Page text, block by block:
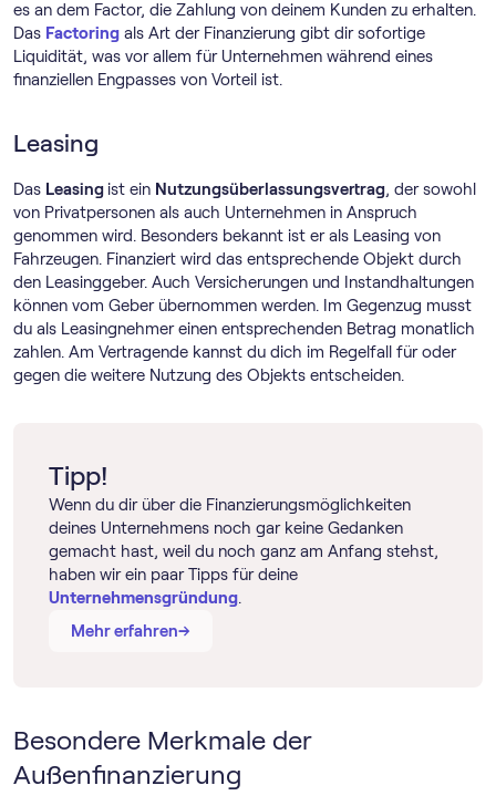
es an dem Factor, die Zahlung von deinem Kunden zu erhalten.
Das Factoring als Art der Finanzierung gibt dir sofortige
Liquidität, was vor allem für Unternehmen während eines
finanziellen Engpasses von Vorteil ist.
Leasing
Das Leasing ist ein Nutzungsüberlassungsvertrag, der sowohl
von Privatpersonen als auch Unternehmen in Anspruch
genommen wird. Besonders bekannt ist er als Leasing von
Fahrzeugen. Finanziert wird das entsprechende Objekt durch
den Leasinggeber. Auch Versicherungen und Instandhaltungen
können vom Geber übernommen werden. Im Gegenzug musst
du als Leasingnehmer einen entsprechenden Betrag monatlich
zahlen. Am Vertragende kannst du dich im Regelfall für oder
gegen die weitere Nutzung des Objekts entscheiden.
Tipp!
Wenn du dir über die Finanzierungsmöglichkeiten
deines Unternehmens noch gar keine Gedanken
gemacht hast, weil du noch ganz am Anfang stehst,
haben wir ein paar Tipps für deine
Unternehmensgründung.
Mehr erfahren→
→
Besondere Merkmale der
Außenfinanzierung